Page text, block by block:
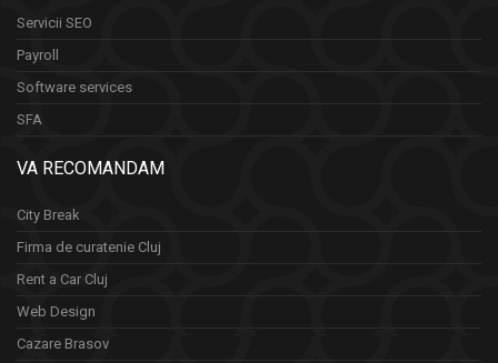
Servicii SEO
Payroll
Software services
SFA
VA RECOMANDAM
City Break
Firma de curatenie Cluj
Rent a Car Cluj
Web Design
Cazare Brasov